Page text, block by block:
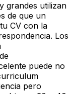
grandes utilizan
de que un
CV con la
Los
puede no
pero